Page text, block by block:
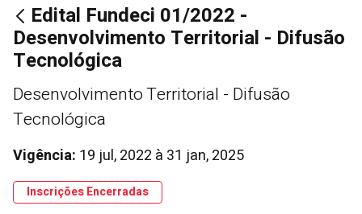
Edital Fundeci 01/2022 -
Desenvolvimento Territorial - Difusão
Tecnológica
Desenvolvimento Territorial - Difusão
Tecnológica
Vigência: 19 jul, 2022 à 31 jan, 2025
Inscrições Encerradas